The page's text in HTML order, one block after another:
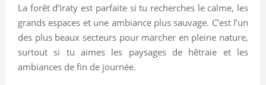
La forêt d’Iraty est parfaite si tu recherches le calme, les
grands espaces et une ambiance plus sauvage. C’est l’un
des plus beaux secteurs pour marcher en pleine nature,
surtout si tu aimes les paysages de hêtraie et les
ambiances de fin de journée.